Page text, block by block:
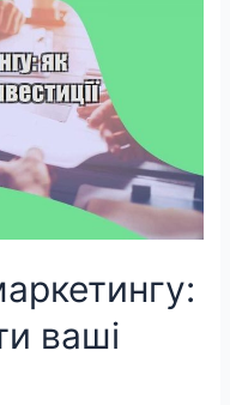
ваші